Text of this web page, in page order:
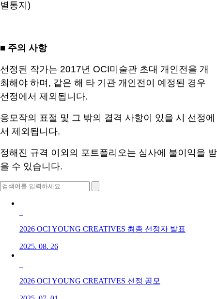
별통지 )
■ 주의 사항
선정된 작가는 2017년 OCI미술관 초대 개인전을 개
최해야 하며 , 같은 해 타 기관 개인전이 예정된 경우
선정에서 제외됩니다.
응모작의 표절 및 그 밖의 결격 사항이 있을 시 선정에
서 제외됩니다.
정해진 규격 이외의 포트폴리오는 심사에 불이익을 받
을 수 있습니다.
2026 OCI YOUNG CREATIVES 최종 선정자 발표
2025. 08. 26
2026 OCI YOUNG CREATIVES 선정 공모